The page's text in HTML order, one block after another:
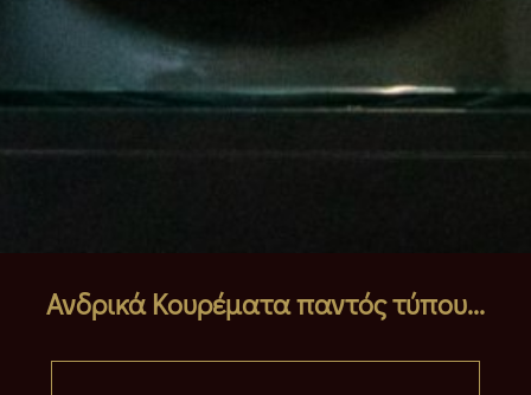
Ανδρικά Κουρέματα παντός τύπου...